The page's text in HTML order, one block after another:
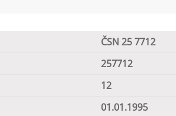
ČSN 25 7712
257712
12
01.01.1995